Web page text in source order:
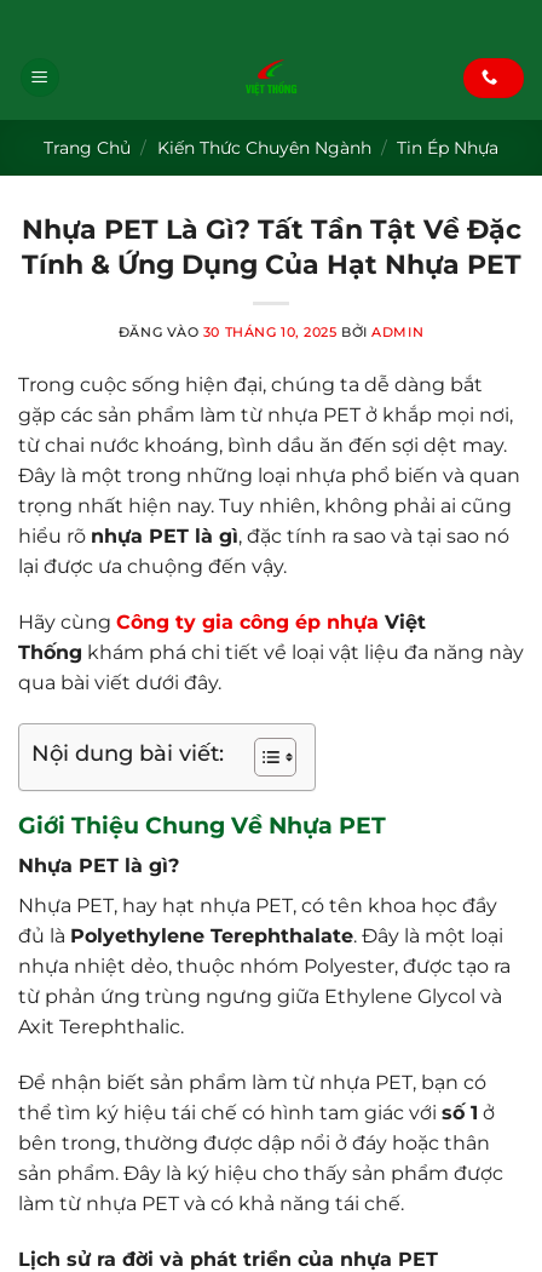
Trang Chủ / Kiến Thức Chuyên Ngành / Tin Ép Nhựa
Nhựa PET Là Gì? Tất Tần Tật Về Đặc
Tính & Ứng Dụng Của Hạt Nhựa PET
ĐĂNG VÀO 30 THÁNG 10, 2025 BỞIADMIN
Trong cuộc sống hiện đại, chúng ta dễ dàng bắt
gặp các sản phẩm làm từ nhựa PET ở khắp mọi nơi,
từ chai nước khoáng, bình dầu ăn đến sợi dệt may.
Đây là một trong những loại nhựa phổ biến và quan
trọng nhất hiện nay. Tuy nhiên, không phải ai cũng
hiểu rõ nhựa PET là gì, đặc tính ra sao và tại sao nó
lại được ưa chuộng đến vậy.
Hãy cùng Công ty gia công ép nhựa Việt
Thống khám phá chi tiết về loại vật liệu đa năng này
qua bài viết dưới đây.
Nội dung bài viết:
Giới Thiệu Chung Về Nhựa PET
Nhựa PET là gì?
Nhựa PET, hay hạt nhựa PET, có tên khoa học đầy
đủ là Polyethylene Terephthalate. Đây là một loại
nhựa nhiệt dẻo, thuộc nhóm Polyester, được tạo ra
từ phản ứng trùng ngưng giữa Ethylene Glycol và
Axit Terephthalic.
Để nhận biết sản phẩm làm từ nhựa PET, bạn có
thể tìm ký hiệu tái chế có hình tam giác với số 1 ở
bên trong, thường được dập nổi ở đáy hoặc thân
sản phẩm. Đây là ký hiệu cho thấy sản phẩm được
làm từ nhựa PET và có khả năng tái chế.
Lịch sử ra đời và phát triển của nhựa PET